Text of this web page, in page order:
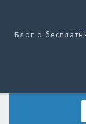
Блог о